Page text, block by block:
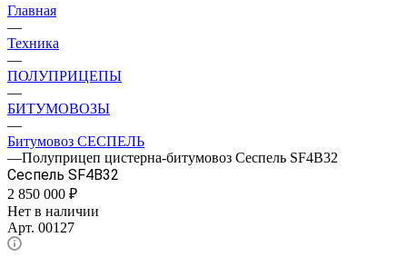
Главная
—
Техника
—
ПОЛУПРИЦЕПЫ
—
БИТУМОВОЗЫ
—
Битумовоз СЕСПЕЛЬ
—Полуприцеп цистерна-битумовоз Сеспель SF4B32
Сеспель SF4B32
2 850 000 ₽
Нет в наличии
Арт. 00127